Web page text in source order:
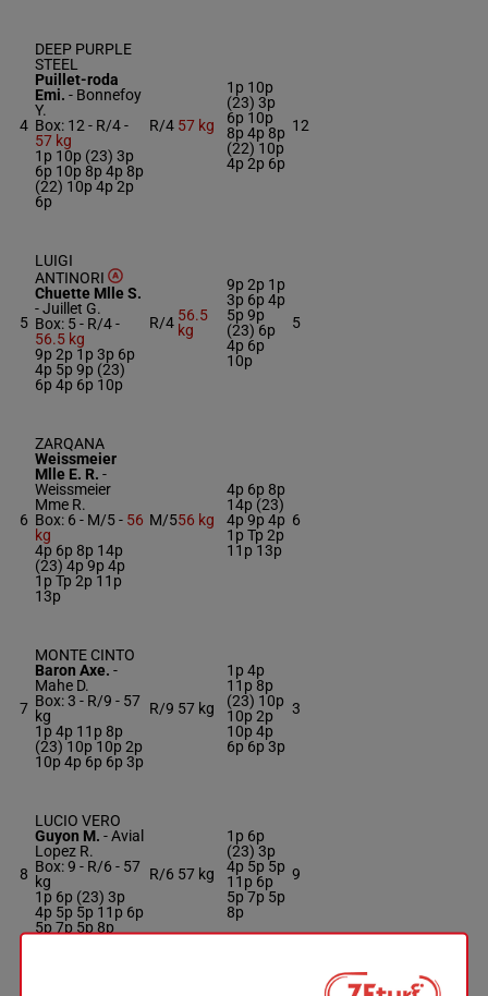
4
DEEP PURPLE
STEEL
Puillet-roda
Emi. - Bonnefoy
Y.
Box: 12 - R/4 -
57 kg
1p 10p (23) 3p
6p 10p 8p 4p 8p
(22) 10p 4p 2p
6p
R/4 57 kg
1p 10p
(23) 3p
6p 10p
8p 4p 8p
(22) 10p
4p 2p 6p
12
5
LUIGI
ANTINORI
Chuette Mlle S.
-Juillet G.
Box: 5 - R/4 -
56.5 kg
9p 2p 1p 3p 6p
4p 5p 9p (23)
6p 4p 6p 10p
R/4 56.5
kg
9p 2p 1p
3p 6p 4p
5p 9p
(23) 6p
4p 6p
10p
5
6
ZARQANA
Weissmeier
Mlle E. R. -
Weissmeier
Mme R.
Box: 6 - M/5 - 56
kg
4p 6p 8p 14p
(23) 4p 9p 4p
1p Tp 2p 11p
13p
M/556 kg
4p 6p 8p
14p (23)
4p 9p 4p
1p Tp 2p
11p 13p
6
7
MONTE CINTO
Baron Axe. -
Mahe D.
Box: 3 - R/9 - 57
kg
1p 4p 11p 8p
(23) 10p 10p 2p
10p 4p 6p 6p 3p
R/9 57 kg
1p 4p
11p 8p
(23) 10p
10p 2p
10p 4p
6p 6p 3p
3
8
LUCIO VERO
Guyon M. -Avial
Lopez R.
Box: 9 - R/6 - 57
kg
1p 6p (23) 3p
4p 5p 5p 11p 6p
5p 7p 5p 8p
R/6 57 kg
1p 6p
(23) 3p
4p 5p 5p
11p 6p
5p 7p 5p
8p
9